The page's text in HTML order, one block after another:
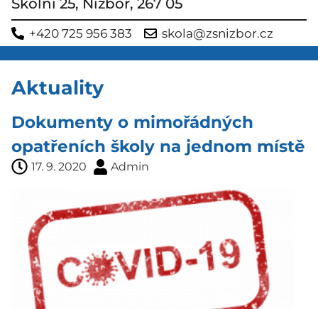
Školní 25, Nižbor, 267 05
+420 725 956 383 skola@zsnizbor.cz
Aktuality
Dokumenty o mimořádných
opatřeních školy na jednom místě
17. 9. 2020 Admin